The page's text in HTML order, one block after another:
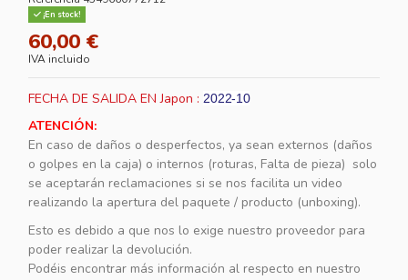
¡En stock!
60,00 €
IVA incluido
FECHA DE SALIDA EN Japon : 2022-10
ATENCIÓN:
En caso de daños o desperfectos, ya sean externos (daños
o golpes en la caja) o internos (roturas, Falta de pieza) solo
se aceptarán reclamaciones si se nos facilita un video
realizando la apertura del paquete / producto (unboxing).
Esto es debido a que nos lo exige nuestro proveedor para
poder realizar la devolución.
Podéis encontrar más información al respecto en nuestro